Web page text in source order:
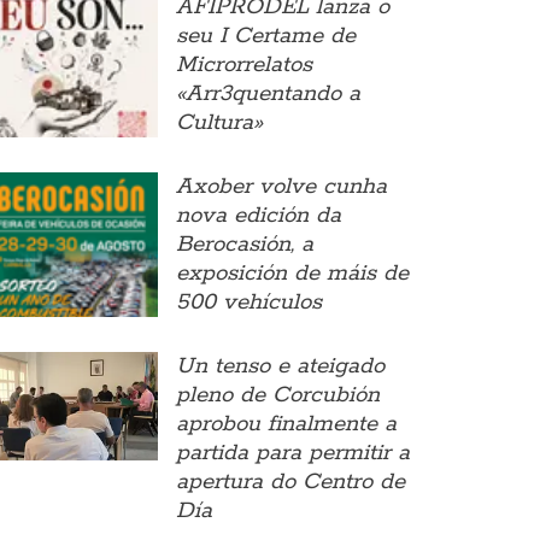
AFIPRODEL lanza o
seu I Certame de
Microrrelatos
«Arr3quentando a
Cultura»
Axober volve cunha
nova edición da
Berocasión, a
exposición de máis de
500 vehículos
Un tenso e ateigado
pleno de Corcubión
aprobou finalmente a
partida para permitir a
apertura do Centro de
Día